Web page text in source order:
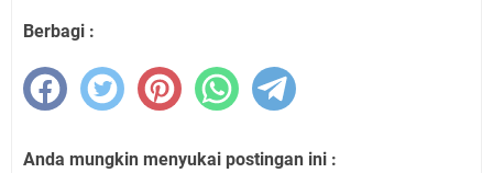
Berbagi :
Anda mungkin menyukai postingan ini :